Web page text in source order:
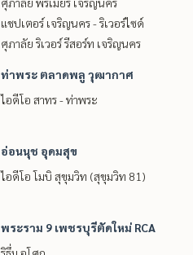
แชปเตอร์ เจริญนคร - ริเวอร์ไซด์
ศุภาลัย ริเวอร์ รีสอร์ท เจริญนคร
ท่าพระ ตลาดพลู วุฒากาศ
ไอดีโอ สาทร - ท่าพระ
อ่อนนุช อุดมสุข
ไอดีโอ โมบิ สุขุมวิท (สุขุมวิท 81)
พระราม 9 เพชรบุรีตัดใหม่ RCA